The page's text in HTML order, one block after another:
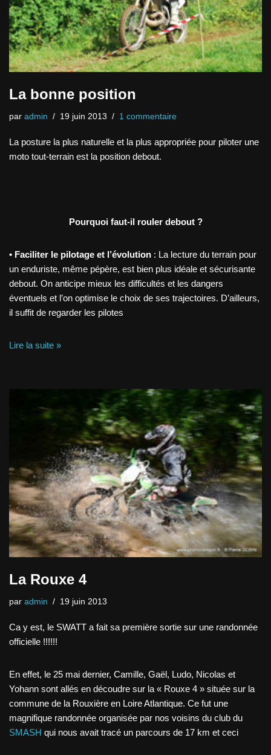
La bonne position
par admin 19 juin 2013 1 commentaire
La posture la plus naturelle et la plus appropriée pour piloter une
moto tout-terrain est la position debout.
Pourquoi faut-il rouler debout ?
• Faciliter le pilotage et l’évolution : La lecture du terrain pour
un enduriste, même pépère, est bien plus idéale et sécurisante
debout. On anticipe mieux les difficultés et les dangers
éventuels et l’on optimise le choix de ses trajectoires. D’ailleurs,
il suffit de regarder les pilotes
Lire la suite »
La Rouxe 4
par admin 19 juin 2013
Ca y est, le SWATT a fait sa première sortie sur une randonnée
officielle !!!!!!
En effet, le 25 mai dernier, Camille, Gaël, Ludo, Nicolas et
Yohann sont allés en découdre sur la « Rouxe 4 » située sur la
commune de la Rouxière en Loire Atlantique. Ce fut une
magnifique randonnée organisée par nos voisins du club du
SMASH qui nous avait tracé un parcours de 17 km et ceci